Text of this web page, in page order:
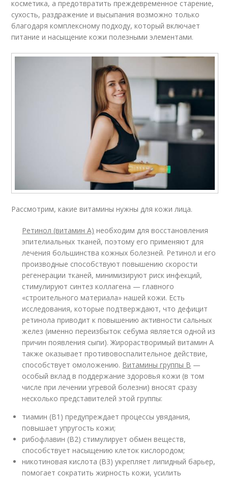
косметика, а предотвратить преждевременное старение,
сухость, раздражение и высыпания возможно только
благодаря комплексному подходу, который включает
питание и насыщение кожи полезными элементами.
Рассмотрим, какие витамины нужны для кожи лица.
Ретинол (витамин А) необходим для восстановления
эпителиальных тканей, поэтому его применяют для
лечения большинства кожных болезней. Ретинол и его
производные способствуют повышению скорости
регенерации тканей, минимизируют риск инфекций,
стимулируют синтез коллагена — главного
«строительного материала» нашей кожи. Есть
исследования, которые подтверждают, что дефицит
ретинола приводит к повышению активности сальных
желез (именно переизбыток себума является одной из
причин появления сыпи). Жирорастворимый витамин А
также оказывает противовоспалительное действие,
способствует омоложению. Витамины группы В —
особый вклад в поддержание здоровья кожи (в том
числе при лечении угревой болезни) вносят сразу
несколько представителей этой группы:
тиамин (В1) предупреждает процессы увядания,
повышает упругость кожи;
рибофлавин (В2) стимулирует обмен веществ,
способствует насыщению клеток кислородом;
никотиновая кислота (В3) укрепляет липидный барьер,
помогает сократить жирность кожи, усилить